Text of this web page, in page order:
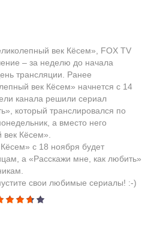
век Кёсем», FOX TV
– за неделю до начала
трансляции. Ранее
век Кёсем» начнется с 14
канала решили сериал
который транслировался по
а вместо него
век Кёсем».
с 18 ноября будет
а «Расскажи мне, как любить»
свои любимые сериалы! :-)